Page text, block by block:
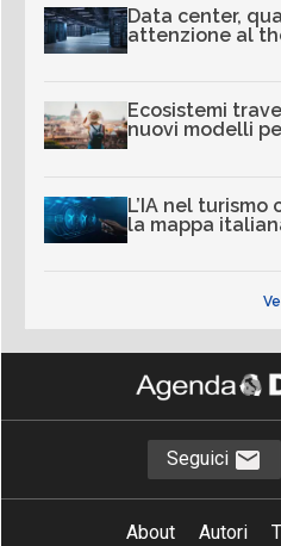
Data center,
attenzione al
Ecosistemi
nuovi modelli
L’IA nel
la mappa
Seguici
About Autori